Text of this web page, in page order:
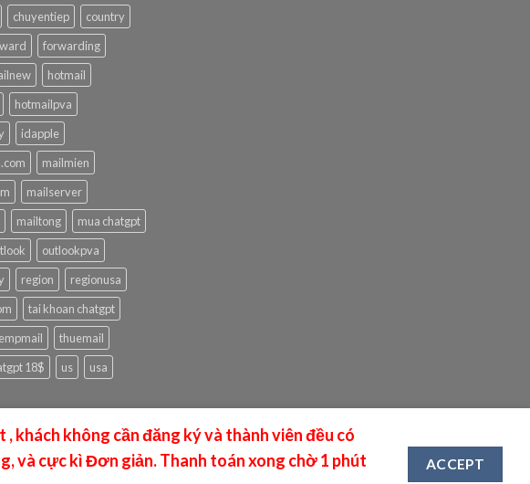
chuyentiep
country
forwarding
hotmail
hotmailpva
idapple
mailmien
mailserver
mailtong
mua chatgpt
outlookpva
region
regionusa
tai khoan chatgpt
thuemail
18$
us usa
khách không cần đăng ký và thành viên đều có
và cực kì Đơn giản. Thanh toán xong chờ 1 phút
ACCEPT